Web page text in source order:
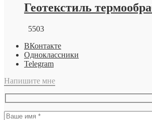
Геотекстиль
5503
ВКонтакте
Одноклассники
Telegram
Напишите мне